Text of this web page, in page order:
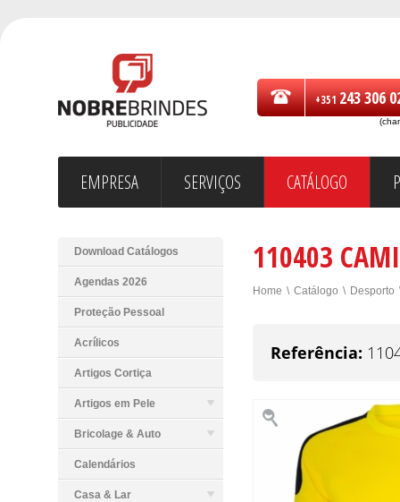
+351243 306
EMPRESA SERVIÇOS CATÁLOGO
Download Catálogos
Agendas 2026
Proteção Pessoal
Acrílicos
Artigos Cortiça
Artigos em Pele
Bricolage & Auto
Calendários
Casa & Lar
110403
Home \ Catálogo \ Desporto
Referência: